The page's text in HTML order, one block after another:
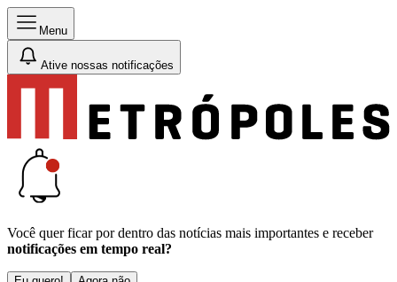
Menu
Ative nossas notificações
Você quer ficar por dentro das notícias mais importantes e receber
notificações em tempo real?